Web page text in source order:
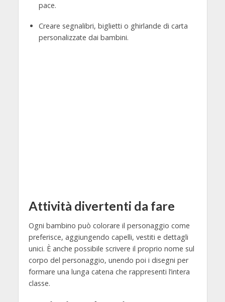
pace.
Creare segnalibri, biglietti o ghirlande di carta
personalizzate dai bambini.
Attività divertenti da fare
Ogni bambino può colorare il personaggio come
preferisce, aggiungendo capelli, vestiti e dettagli
unici. È anche possibile scrivere il proprio nome sul
corpo del personaggio, unendo poi i disegni per
formare una lunga catena che rappresenti l’intera
classe.